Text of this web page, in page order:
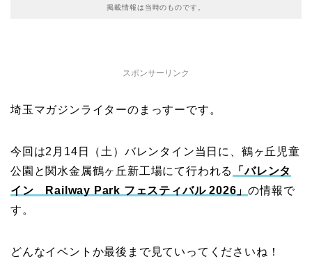
掲載情報は当時のものです。
スポンサーリンク
埼玉マガジンライターのまっすーです。
今回は2月14日（土）バレンタイン当日に、鶴ヶ丘児童
公園と関水金属鶴ヶ丘新工場にて行われる
「バレンタ
イン Railway Park フェスティバル 2026」の情報で
す。
どんなイベントか最後まで見ていってくださいね！